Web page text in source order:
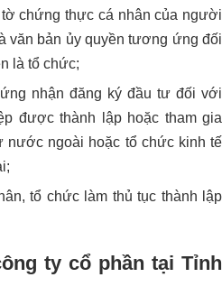
tờ chứng thực cá nhân của người
văn bản ủy quyền tương ứng đối
là tổ chức;
nhận đăng ký đầu tư đối với
được thành lập hoặc tham gia
nước ngoài hoặc tổ chức kinh tế
tổ chức làm thủ tục thành lập
ty cổ phần tại Tỉnh